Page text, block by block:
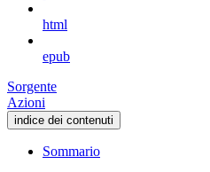
html
epub
Sorgente
Azioni
indice dei contenuti
Sommario